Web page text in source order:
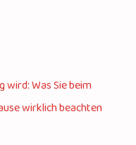
wird: Was Sie beim
wirklich beachten